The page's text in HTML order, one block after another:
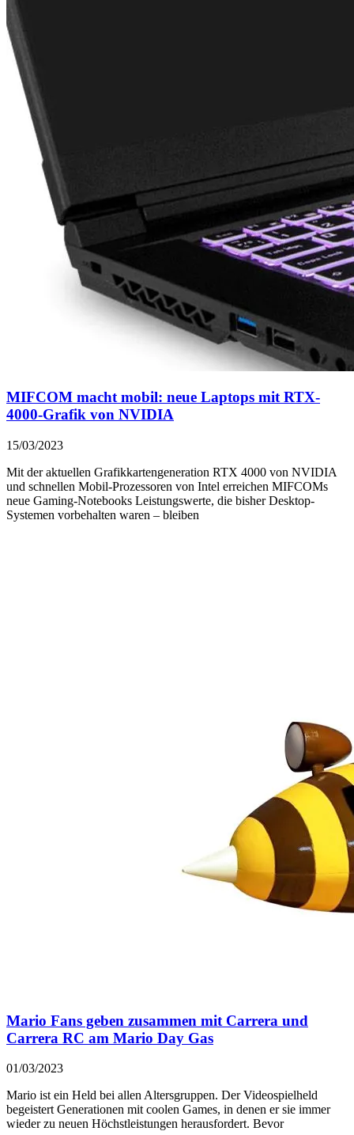
MIFCOM macht mobil: neue Laptops mit RTX-
4000-Grafik von NVIDIA
15/03/2023
Mit der aktuellen Grafikkartengeneration RTX 4000 von NVIDIA
und schnellen Mobil-Prozessoren von Intel erreichen MIFCOMs
neue Gaming-Notebooks Leistungswerte, die bisher Desktop-
Systemen vorbehalten waren – bleiben
Mario Fans geben zusammen mit Carrera und
Carrera RC am Mario Day Gas
01/03/2023
Mario ist ein Held bei allen Altersgruppen. Der Videospielheld
begeistert Generationen mit coolen Games, in denen er sie immer
wieder zu neuen Höchstleistungen herausfordert. Bevor